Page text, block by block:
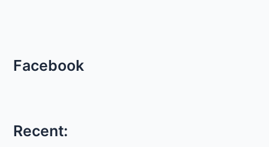
Facebook
Recent: